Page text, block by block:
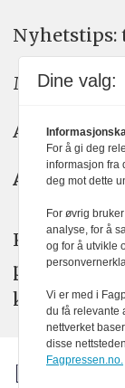
Nyhetstips:
Meninger:
Annonse:
KOM24
plakatens
kan du
Dine valg:
For å gi deg
informasjon fra
deg mot dette
For øvrig
analyse, for å
og for å utvikle
Vi er med i
du få relevante
nettverket
disse
Fagpressen.no.